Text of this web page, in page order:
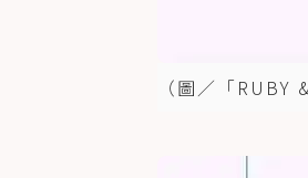
（圖／「